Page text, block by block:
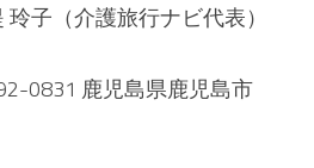
子（介護旅行ナビ代表）
0831 鹿児島県鹿児島市